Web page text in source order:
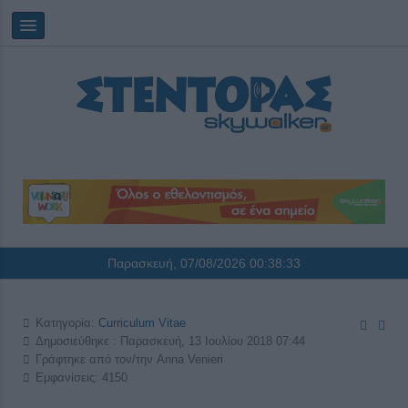
Παρασκευή, 07/08/2026 00:38:33
Κατηγορία: Curriculum Vitae
Δημοσιεύθηκε : Παρασκευή, 13 Ιουλίου 2018 07:44
Γράφτηκε από τον/την Anna Venieri
Εμφανίσεις: 4150